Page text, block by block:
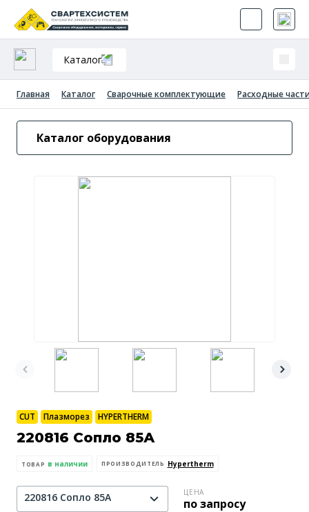
Каталог
Главная Каталог Сварочные комплектующие Расходные
Каталог оборудования
CUT Плазморез HYPERTHERM
220816 Сопло 85А
ТОВАР в наличии ПРОИЗВОДИТЕЛЬ Hypertherm
220816 Сопло 85А ЦЕНА
по запросу